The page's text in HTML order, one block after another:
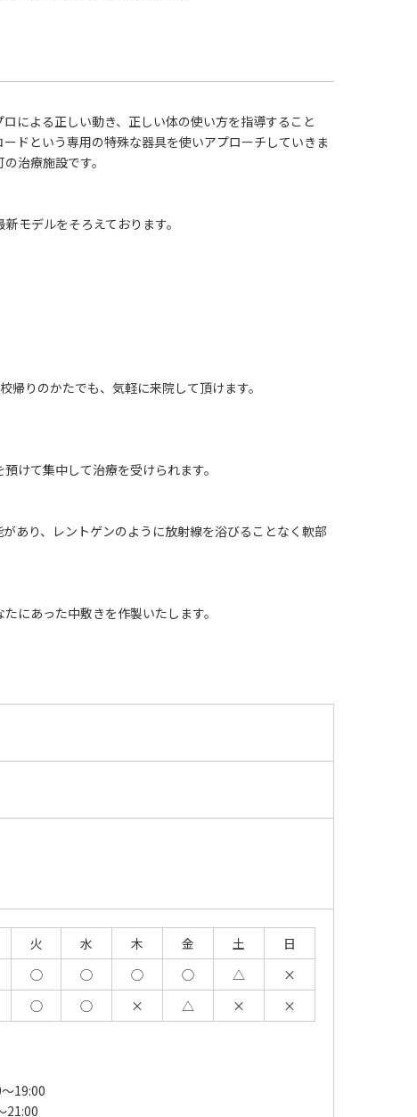
による正しい動き、正しい体の使い方を指導すること
ドという専用の特殊な器具を使いアプローチしていきま
治療施設です。
モデルをそろえております。
りのかたでも、気軽に来院して頂けます。
けて集中して治療を受けられます。
あり、レントゲンのように放射線を浴びることなく軟部
にあった中敷きを作製いたします。
火 水 木 金 土
日
◯ ◯ ◯ ◯ △
×
◯ ◯ × △ ×
×
19:00
21:00